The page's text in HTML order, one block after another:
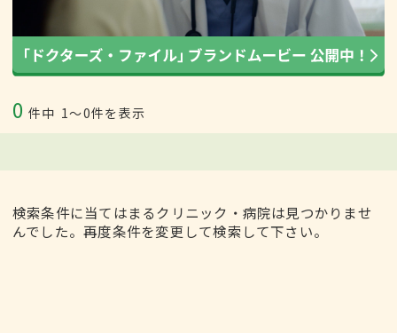
0 件中 1〜0件を表示
検索条件に当てはまるクリニック・病院は見つかりませ
んでした。再度条件を変更して検索して下さい。